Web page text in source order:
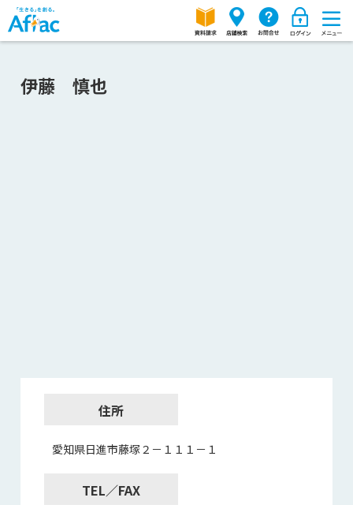
伊藤 慎也
住所
愛知県日進市藤塚２－１１１－１
TEL／FAX